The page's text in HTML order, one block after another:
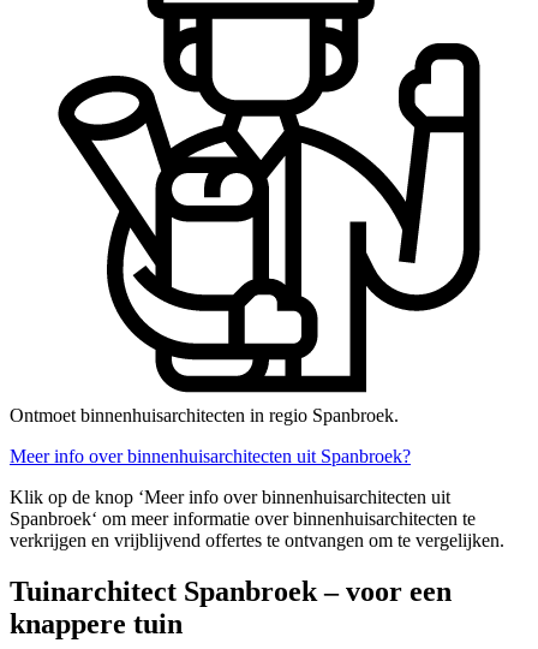
Ontmoet binnenhuisarchitecten in regio Spanbroek.
Meer info over binnenhuisarchitecten uit Spanbroek?
Klik op de knop ‘Meer info over binnenhuisarchitecten uit
Spanbroek‘ om meer informatie over binnenhuisarchitecten te
verkrijgen en vrijblijvend offertes te ontvangen om te vergelijken.
Tuinarchitect Spanbroek – voor een
knappere tuin